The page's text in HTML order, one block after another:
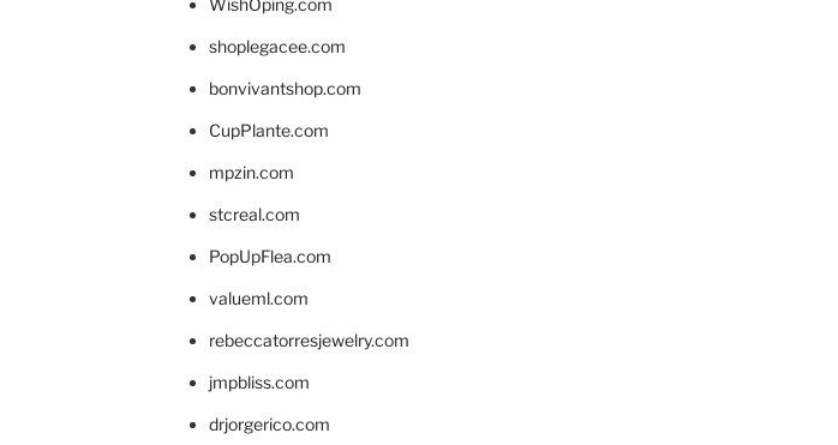
WishOping.com
shoplegacee.com
bonvivantshop.com
CupPlante.com
mpzin.com
stcreal.com
PopUpFlea.com
valueml.com
rebeccatorresjewelry.com
jmpbliss.com
drjorgerico.com